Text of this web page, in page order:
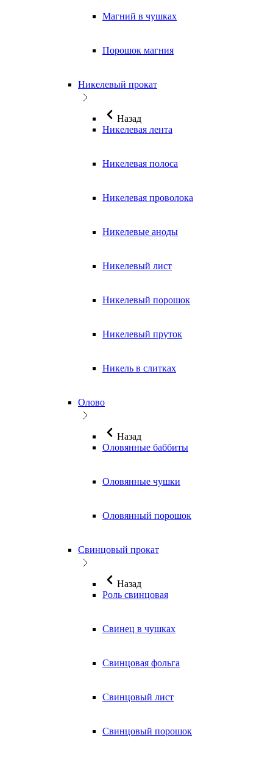
Магний в чушках
Порошок магния
Никелевый прокат
Назад
Никелевая лента
Никелевая полоса
Никелевая проволока
Никелевые аноды
Никелевый лист
Никелевый порошок
Никелевый пруток
Никель в слитках
Олово
Назад
Оловянные баббиты
Оловянные чушки
Оловянный порошок
Свинцовый прокат
Назад
Роль свинцовая
Свинец в чушках
Свинцовая фольга
Свинцовый лист
Свинцовый порошок